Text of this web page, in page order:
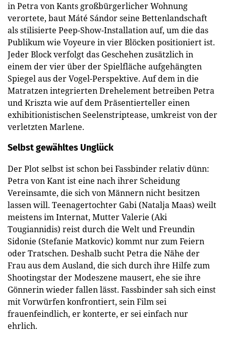
in Petra von Kants großbürgerlicher Wohnung
verortete, baut Máté Sándor seine Bettenlandschaft
als stilisierte Peep-Show-Installation auf, um die das
Publikum wie Voyeure in vier Blöcken positioniert ist.
Jeder Block verfolgt das Geschehen zusätzlich in
einem der vier über der Spielfläche aufgehängten
Spiegel aus der Vogel-Perspektive. Auf dem in die
Matratzen integrierten Drehelement betreiben Petra
und Kriszta wie auf dem Präsentierteller einen
exhibitionistischen Seelenstriptease, umkreist von der
verletzten Marlene.
Selbst gewähltes Unglück
Der Plot selbst ist schon bei Fassbinder relativ dünn:
Petra von Kant ist eine nach ihrer Scheidung
Vereinsamte, die sich von Männern nicht besitzen
lassen will. Teenagertochter Gabi (Natalja Maas) weilt
meistens im Internat, Mutter Valerie (Aki
Tougiannidis) reist durch die Welt und Freundin
Sidonie (Stefanie Matkovic) kommt nur zum Feiern
oder Tratschen. Deshalb sucht Petra die Nähe der
Frau aus dem Ausland, die sich durch ihre Hilfe zum
Shootingstar der Modeszene mausert, ehe sie ihre
Gönnerin wieder fallen lässt. Fassbinder sah sich einst
mit Vorwürfen konfrontiert, sein Film sei
frauenfeindlich, er konterte, er sei einfach nur
ehrlich.